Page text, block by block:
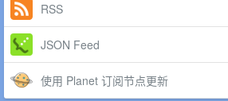
RSS
JSON Feed
使用 Planet 订阅节点更新